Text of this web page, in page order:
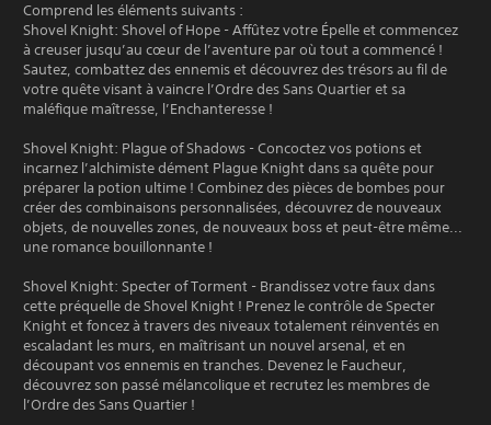
Comprend les éléments suivants :
Shovel Knight: Shovel of Hope - Affûtez votre Épelle et commencez
à creuser jusqu’au cœur de l’aventure par où tout a commencé !
Sautez, combattez des ennemis et découvrez des trésors au fil de
votre quête visant à vaincre l’Ordre des Sans Quartier et sa
maléfique maîtresse, l’Enchanteresse !
Shovel Knight: Plague of Shadows - Concoctez vos potions et
incarnez l’alchimiste dément Plague Knight dans sa quête pour
préparer la potion ultime ! Combinez des pièces de bombes pour
créer des combinaisons personnalisées, découvrez de nouveaux
objets, de nouvelles zones, de nouveaux boss et peut-être même...
une romance bouillonnante !
Shovel Knight: Specter of Torment - Brandissez votre faux dans
cette préquelle de Shovel Knight ! Prenez le contrôle de Specter
Knight et foncez à travers des niveaux totalement réinventés en
escaladant les murs, en maîtrisant un nouvel arsenal, et en
découpant vos ennemis en tranches. Devenez le Faucheur,
découvrez son passé mélancolique et recrutez les membres de
l’Ordre des Sans Quartier !